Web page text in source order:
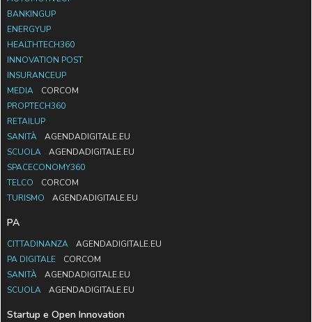
BANKINGUP
ENERGYUP
HEALTHTECH360
INNOVATION POST
INSURANCEUP
MEDIA
CORCOM
PROPTECH360
RETAILUP
SANITÀ
AGENDADIGITALE.EU
SCUOLA
AGENDADIGITALE.EU
SPACECONOMY360
TELCO
CORCOM
TURISMO
AGENDADIGITALE.EU
PA
CITTADINANZA
AGENDADIGITALE.EU
PA DIGITALE
CORCOM
SANITÀ
AGENDADIGITALE.EU
SCUOLA
AGENDADIGITALE.EU
Startup e Open Innovation